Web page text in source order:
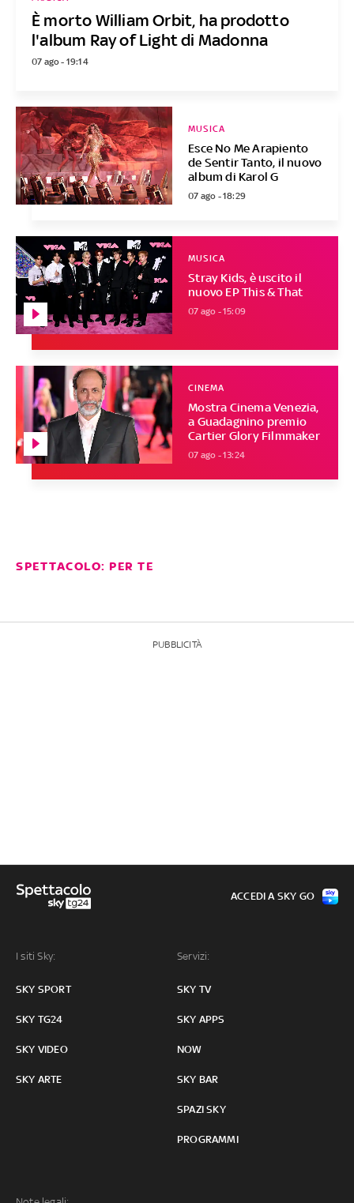
È morto William Orbit, ha prodotto
l'album Ray of Light di Madonna
07 ago - 19:14
Esce No Me Arapiento
de Sentir Tanto, il nuovo
album di Karol G
MUSICA
07 ago - 18:29
Stray Kids, è uscito il
nuovo EP This & That
MUSICA
07 ago - 15:09
Mostra Cinema Venezia,
a Guadagnino premio
Cartier Glory Filmmaker
CINEMA
07 ago - 13:24
SPETTACOLO: PER TE
PUBBLICITÀ
I siti Sky:
SKY SPORT
SKY TG24
SKY VIDEO
SKY ARTE
Servizi:
SKY TV
SKY APPS
NOW
SKY BAR
SPAZI SKY
PROGRAMMI
ACCEDI A SKY GO